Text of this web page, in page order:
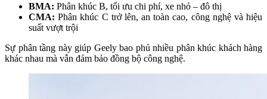
BMA: Phân khúc B, tối ưu chi phí, xe nhỏ – đô thị
CMA: Phân khúc C trở lên, an toàn cao, công nghệ và hiệu
suất vượt trội
Sự phân tầng này giúp Geely bao phủ nhiều phân khúc khách hàng
khác nhau mà vẫn đảm bảo đồng bộ công nghệ.